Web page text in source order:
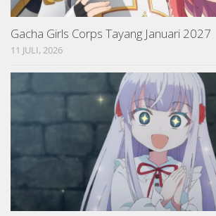
Gacha Girls Corps Tayang Januari 2027
11 JULI, 2026